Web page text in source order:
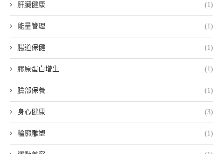
肝臟健康 (1)
能量管理 (1)
腸道保健 (1)
膠原蛋白增生 (1)
臉部保養 (1)
身心健康 (3)
輪廓雕塑 (1)